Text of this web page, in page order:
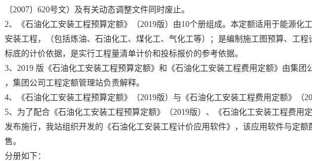
〔2007〕620号文）及有关动态调整文件同时废止。
2、《石油化工安装工程预算定额》（2019版）由10个册组成。本定额适用于能源化
安装工程，（包括炼油、石油化工、煤化工、气化工等）；是编制施工图预算、工程
标底的计价依据，是实行工程量清单计价和投标报价的参考依据。
3、2019 版《石油化工安装工程预算定额》和《石油化工安装工程费用定额》由集团
，集团公司工程定额管理站负责解释。
4、《石油化工安装工程预算定额》（2019版）与《石油化工安装工程费用定额》（
5、为了配合《石油化工安装工程预算定额》（2019版）、《石油化工安装工程费用
发布施行，我站组织开发的《石油化工安装工程计价应用软件》，该应用软件与定额
售。
分册如下：